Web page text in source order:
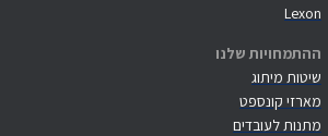
Lexon
ההתמחויות שלנו
שיטות מיתוג
מארזי קונספט
מתנות לעובדים